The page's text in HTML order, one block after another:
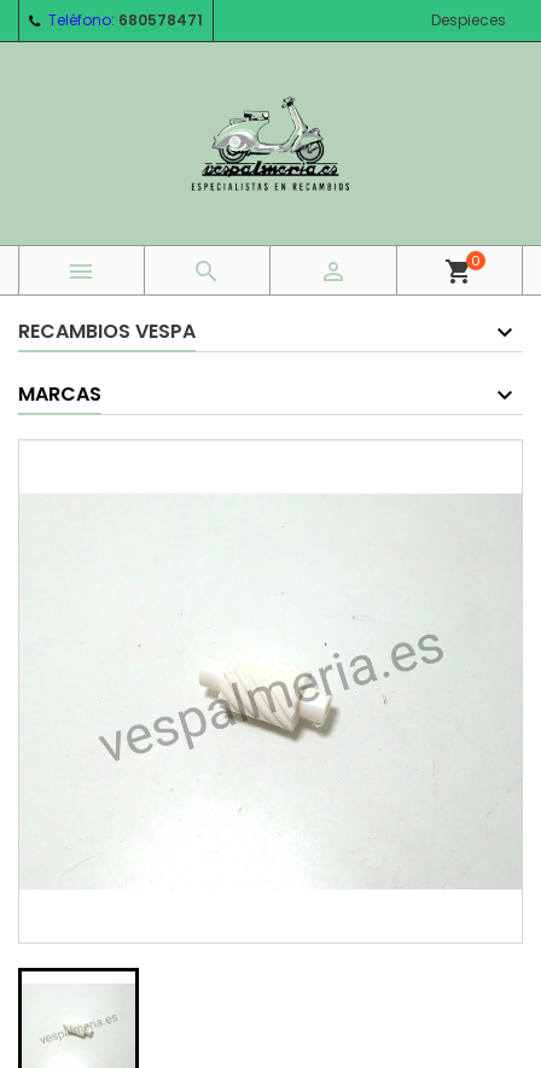
Teléfono: 680578471 Despieces
   shopping_cart0
RECAMBIOS VESPA
MARCAS